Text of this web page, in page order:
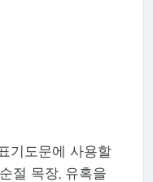
기도문에 사용할
절 목장, 유혹을